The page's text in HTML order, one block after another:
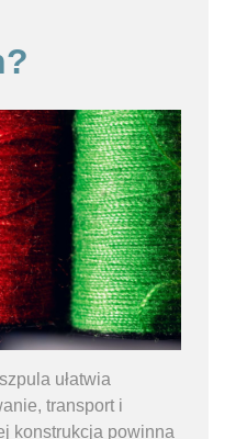
ułatwia
transport i
konstrukcja powinna